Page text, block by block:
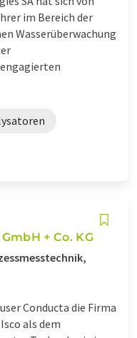
im Bereich der
Wasserüberwachung
+ Co. KG
Conducta die Firma
als dem